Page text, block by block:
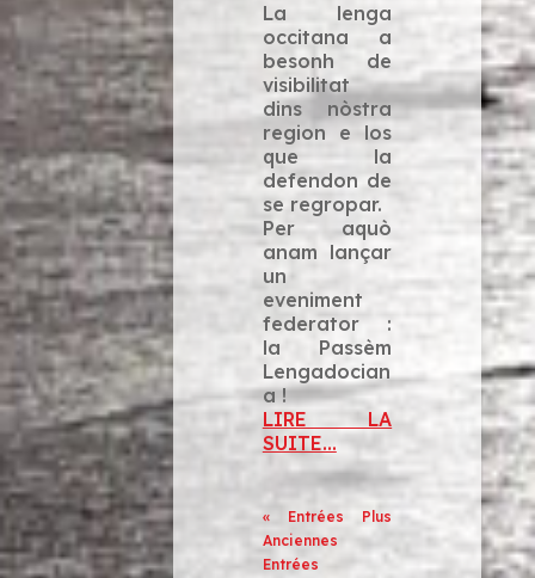
La lenga
occitana a
besonh de
visibilitat
dins nòstra
region e los
que la
defendon de
se regropar.
Per aquò
anam lançar
un
eveniment
federator :
la Passèm
Lengadocian
a !
LIRE LA
SUITE...
« Entrées Plus
Anciennes
Entrées